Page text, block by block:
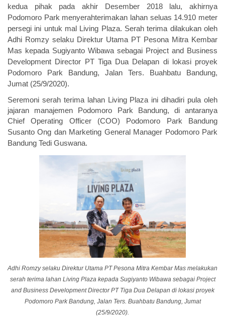
kedua pihak pada akhir Desember 2018 lalu, akhirnya
Podomoro Park menyerahterimakan lahan seluas 14.910 meter
persegi ini untuk mal Living Plaza. Serah terima dilakukan oleh
Adhi Romzy selaku Direktur Utama PT Pesona Mitra Kembar
Mas kepada Sugiyanto Wibawa sebagai Project and Business
Development Director PT Tiga Dua Delapan di lokasi proyek
Podomoro Park Bandung, Jalan Ters. Buahbatu Bandung,
Jumat (25/9/2020).
Seremoni serah terima lahan Living Plaza ini dihadiri pula oleh
jajaran manajemen Podomoro Park Bandung, di antaranya
Chief Operating Officer (COO)
Podomoro Park Bandung
Susanto Ong dan Marketing General Manager Podomoro Park
Bandung Tedi Guswana.
Adhi Romzy selaku Direktur Utama PT Pesona Mitra Kembar Mas melakukan
serah terima lahan Living Plaza kepada Sugiyanto Wibawa sebagai Project
and Business Development Director PT Tiga Dua Delapan di lokasi proyek
Podomoro Park Bandung, Jalan Ters. Buahbatu Bandung, Jumat
(25/9/2020).